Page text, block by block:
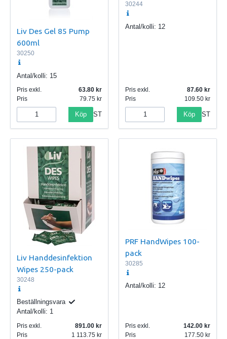
Liv Des Gel 85 Pump
600ml
30250
Antal/kolli: 15
Pris exkl.
63.80
Pris
79.75
Köp ST
30244
Antal/kolli: 12
Pris exkl.
87.60
Pris
109.50
Köp ST
Liv Handdesinfektion
Wipes 250-pack
30248
Beställningsvara
Antal/kolli: 1
Pris exkl.
891.00
Pris
1 113.75
PRF HandWipes 100-
pack
30285
Antal/kolli: 12
Pris exkl.
142.00
Pris
177.50